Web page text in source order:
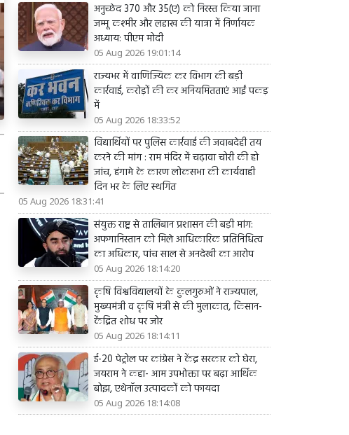
अनुच्छेद 370 और 35(ए) को निरस्त किया जाना
जम्मू कश्मीर और लद्दाख की यात्रा में निर्णायक
अध्याय: पीएम मोदी
05 Aug 2026 19:01:14
राज्यभर में वाणिज्यिक कर विभाग की बड़ी
कार्रवाई, करोड़ों की कर अनियमितताएं आईं पकड़
में
05 Aug 2026 18:33:52
विद्यार्थियों पर पुलिस कार्रवाई की जवाबदेही तय
करने की मांग : राम मंदिर में चढ़ावा चोरी की हो
जांच, हंगामे के कारण लोकसभा की कार्यवाही
दिन भर के लिए स्थगित
05 Aug 2026 18:31:41
संयुक्त राष्ट्र से तालिबान प्रशासन की बड़ी मांग:
अफगानिस्तान को मिले आधिकारिक प्रतिनिधित्व
का अधिकार, पांच साल से अनदेखी का आरोप
05 Aug 2026 18:14:20
कृषि विश्वविद्यालयों के कुलगुरुओं ने राज्यपाल,
मुख्यमंत्री व कृषि मंत्री से की मुलाकात, किसान-
केंद्रित शोध पर जोर
05 Aug 2026 18:14:11
ई-20 पेट्रोल पर कांग्रेस ने केंद्र सरकार को घेरा,
जयराम ने कहा- आम उपभोक्ता पर बढ़ा आर्थिक
बोझ, एथेनॉल उत्पादकों को फायदा
05 Aug 2026 18:14:08